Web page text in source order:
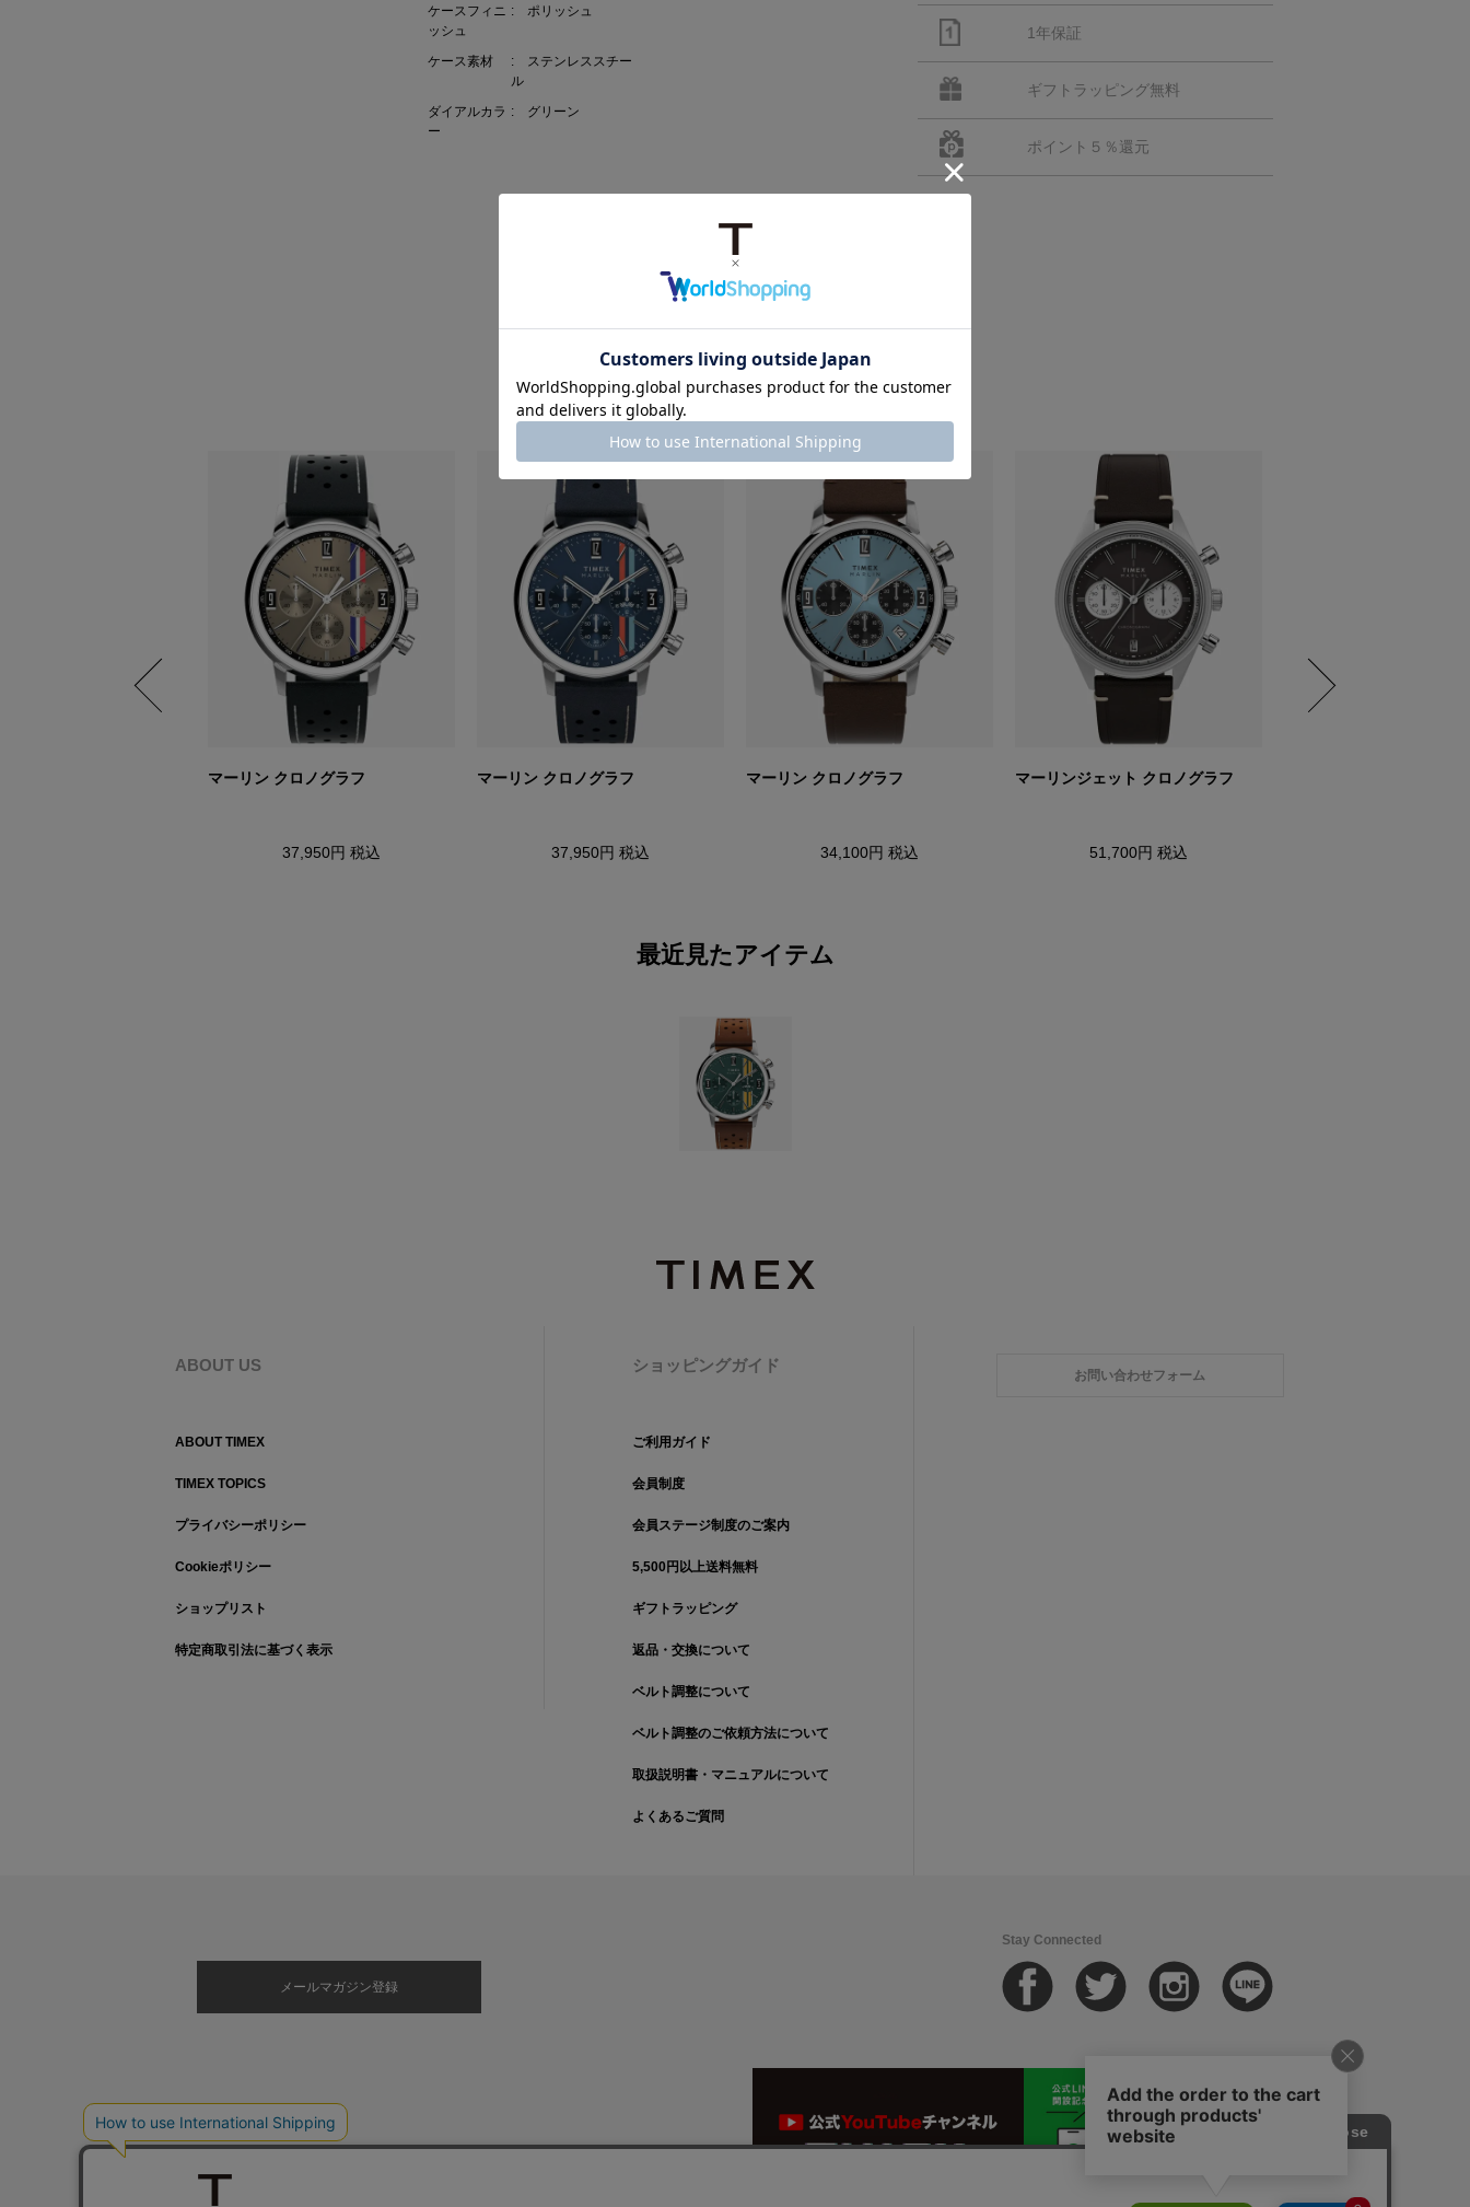
ケースフィニ
ッシュ
: ポリッシュ
ケース素材
: ステンレススチー
ル
ダイアルカラ
ー
: グリーン
1年保証
ギフトラッピング無料
ポイント５％還元
RECOMMEND ITEM
マーリン クロノグラフ
37,950円 税込
マーリン クロノグラフ
37,950円 税込
マーリン クロノグラフ
34,100円 税込
マーリンジェット クロノグラフ
51,700円 税込
最近見たアイテム
ABOUT US
ABOUT TIMEX
TIMEX TOPICS
プライバシーポリシー
Cookieポリシー
ショップリスト
特定商取引法に基づく表示
ショッピングガイド
ご利用ガイド
会員制度
会員ステージ制度のご案内
5,500円以上送料無料
ギフトラッピング
返品・交換について
ベルト調整について
ベルト調整のご依頼方法について
取扱説明書・マニュアルについて
よくあるご質問
お問い合わせフォーム
メールマガジン登録
Stay Connected